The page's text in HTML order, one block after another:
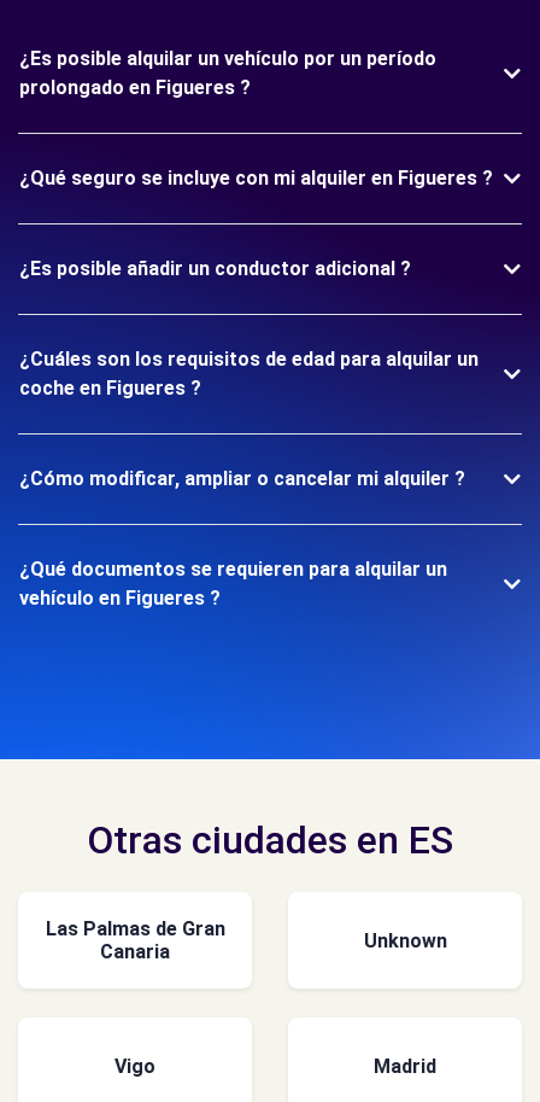
¿Es posible alquilar un vehículo por un período
prolongado en Figueres ?
¿Qué seguro se incluye con mi alquiler en Figueres ?
¿Es posible añadir un conductor adicional ?
¿Cuáles son los requisitos de edad para alquilar un
coche en Figueres ?
¿Cómo modificar, ampliar o cancelar mi alquiler ?
¿Qué documentos se requieren para alquilar un
vehículo en Figueres ?
Otras ciudades en ES
Las Palmas de Gran
Canaria
Unknown
Vigo Madrid